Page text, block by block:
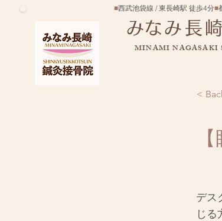
■西武池袋線 / 東長崎駅 徒歩4分■
みなみ長
MINAMI NAGASAKI
<
デス
じる